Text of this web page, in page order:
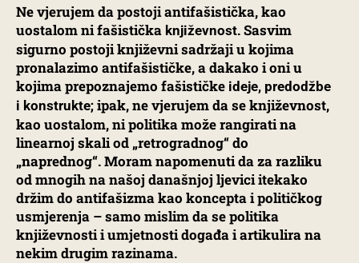
Ne vjerujem da postoji antifašistička, kao
uostalom ni fašistička književnost. Sasvim
sigurno postoji književni sadržaji u kojima
pronalazimo antifašističke, a dakako i oni u
kojima prepoznajemo fašističke ideje, predodžbe
i konstrukte; ipak, ne vjerujem da se književnost,
kao uostalom, ni politika može rangirati na
linearnoj skali od „retrogradnog“ do
„naprednog“. Moram napomenuti da za razliku
od mnogih na našoj današnjoj ljevici itekako
držim do antifašizma kao koncepta i političkog
usmjerenja – samo mislim da se politika
književnosti i umjetnosti događa i artikulira na
nekim drugim razinama.